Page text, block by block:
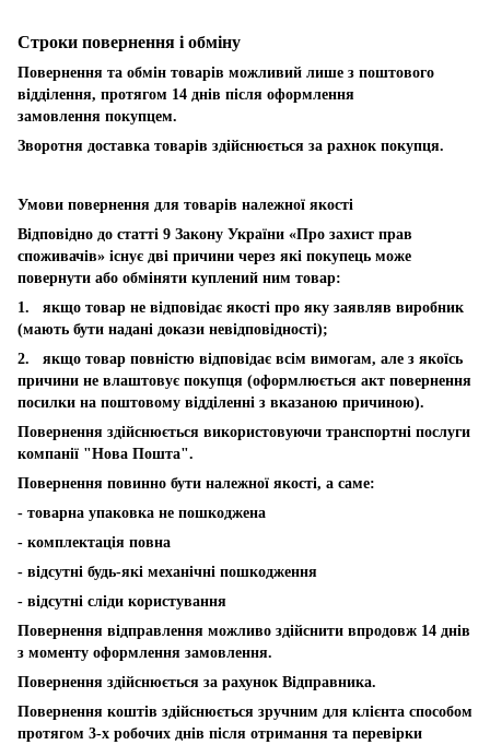
Строки повернення і обміну
Повернення та обмін товарів можливий лише з поштового
відділення, протягом 14 днів після оформлення
замовлення покупцем.
Зворотня доставка товарів здійснюється за рахнок покупця.
Умови повернення для товарів належної якості
Відповідно до статті 9 Закону України «Про захист прав
споживачів» існує дві причини через які покупець може
повернути або обміняти куплений ним товар:
1. якщо товар не відповідає якості про яку заявляв виробник
(мають бути надані докази невідповідності);
2. якщо товар повністю відповідає всім вимогам, але з якоїсь
причини не влаштовує покупця (оформлюється акт повернення
посилки на поштовому відділенні з вказаною причиною).
Повернення здійснюється використовуючи транспортні послуги
компанії "Нова Пошта".
Повернення повинно бути належної якості, а саме:
- товарна упаковка не пошкоджена
- комплектація повна
- відсутні будь-які механічні пошкодження
- відсутні сліди користування
Повернення відправлення можливо здійснити впродовж 14 днів
з моменту оформлення замовлення.
Повернення здійснюється за рахунок Відправника.
Повернення коштів здійснюється зручним для клієнта способом
протягом 3-х робочих днів після отримання та перевірки